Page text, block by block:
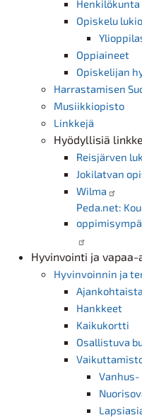
Henkilökunta
Opiskelu
Oppiaineet
Opiskelijan
Harrastamisen
Musiikkiopisto
Linkkejä
Hyödyllisiä
Reisjärven
Jokilatvan
Wilma
Peda.net:
Hyvinvointi ja vapaa-
Hyvinvoinnin ja
Ajankohtaista
Hankkeet
Kaikukortti
Osallistuva